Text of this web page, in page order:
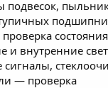
и внутренние
сигналы,
— проверка